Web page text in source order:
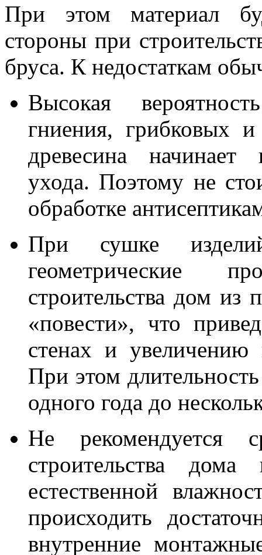
При этом материал
стороны при
бруса. К недостаткам
Высокая
гниения, грибковых
древесина начинает
ухода. Поэтому не
обработке
При сушке
геометрические
строительства дом из
«повести», что
стенах и увеличению
При этом
одного года до
Не рекомендуется
строительства
естественной
происходить
внутренние